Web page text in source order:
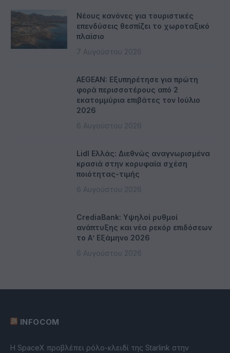
Νέους κανόνες για τουριστικές
επενδύσεις θεσπίζει το χωροταξικό
πλαίσιο
7 Αυγούστου 2026
AEGEAN: Εξυπηρέτησε για πρώτη
φορά περισσοτέρους από 2
εκατομμύρια επιβάτες τον Ιούλιο
2026
6 Αυγούστου 2026
Lidl Ελλάς: Διεθνώς αναγνωρισμένα
κρασιά στην κορυφαία σχέση
ποιότητας-τιμής
6 Αυγούστου 2026
CrediaBank: Υψηλοί ρυθμοί
ανάπτυξης και νέα ρεκόρ επιδόσεων
το Α’ Εξάμηνο 2026
6 Αυγούστου 2026
INFOCOM
Η SpaceX προβλέπει ρόλο-κλειδί της Starlink στην